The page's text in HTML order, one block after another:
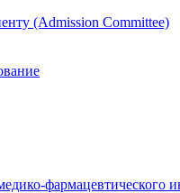
(Admission Committee)
фармацевтического